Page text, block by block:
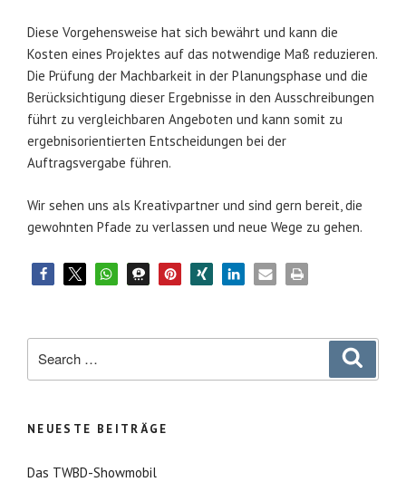
Diese Vorgehensweise hat sich bewährt und kann die
Kosten eines Projektes auf das notwendige Maß reduzieren.
Die Prüfung der Machbarkeit in der Planungsphase und die
Berücksichtigung dieser Ergebnisse in den Ausschreibungen
führt zu vergleichbaren Angeboten und kann somit zu
ergebnisorientierten Entscheidungen bei der
Auftragsvergabe führen.
Wir sehen uns als Kreativpartner und sind gern bereit, die
gewohnten Pfade zu verlassen und neue Wege zu gehen.
for:
NEUESTE BEITRÄGE
Das TWBD-Showmobil